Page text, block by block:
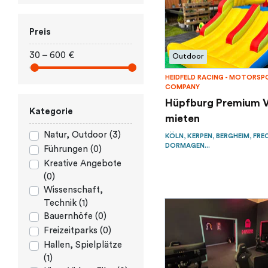
Preis
30 – 600 €
Kategorie
Natur, Outdoor (3)
Führungen (0)
Kreative Angebote
(0)
Wissenschaft,
Technik (1)
Bauernhöfe (0)
Freizeitparks (0)
Hallen, Spielplätze
(1)
Outdoor
HEIDFELD RACING -
COMPANY
Hüpfburg Premium
mieten
KÖLN, KERPEN, BERGHEIM,
DORMAGEN...